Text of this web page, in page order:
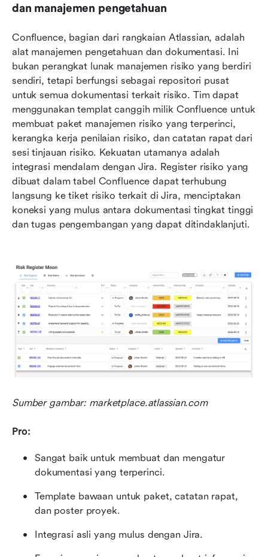
dan manajemen pengetahuan
Confluence, bagian dari rangkaian Atlassian, adalah
alat manajemen pengetahuan dan dokumentasi. Ini
bukan perangkat lunak manajemen risiko yang berdiri
sendiri, tetapi berfungsi sebagai repositori pusat
untuk semua dokumentasi terkait risiko. Tim dapat
menggunakan templat canggih milik Confluence untuk
membuat paket manajemen risiko yang terperinci,
kerangka kerja penilaian risiko, dan catatan rapat dari
sesi tinjauan risiko. Kekuatan utamanya adalah
integrasi mendalam dengan Jira. Register risiko yang
dibuat dalam tabel Confluence dapat terhubung
langsung ke tiket risiko terkait di Jira, menciptakan
koneksi yang mulus antara dokumentasi tingkat tinggi
dan tugas pengembangan yang dapat ditindaklanjuti.
Sumber gambar: marketplace.atlassian.com
Pro:
Sangat baik untuk membuat dan mengatur
dokumentasi yang terperinci.
Template bawaan untuk paket, catatan rapat,
dan poster proyek.
Integrasi asli yang mulus dengan Jira.